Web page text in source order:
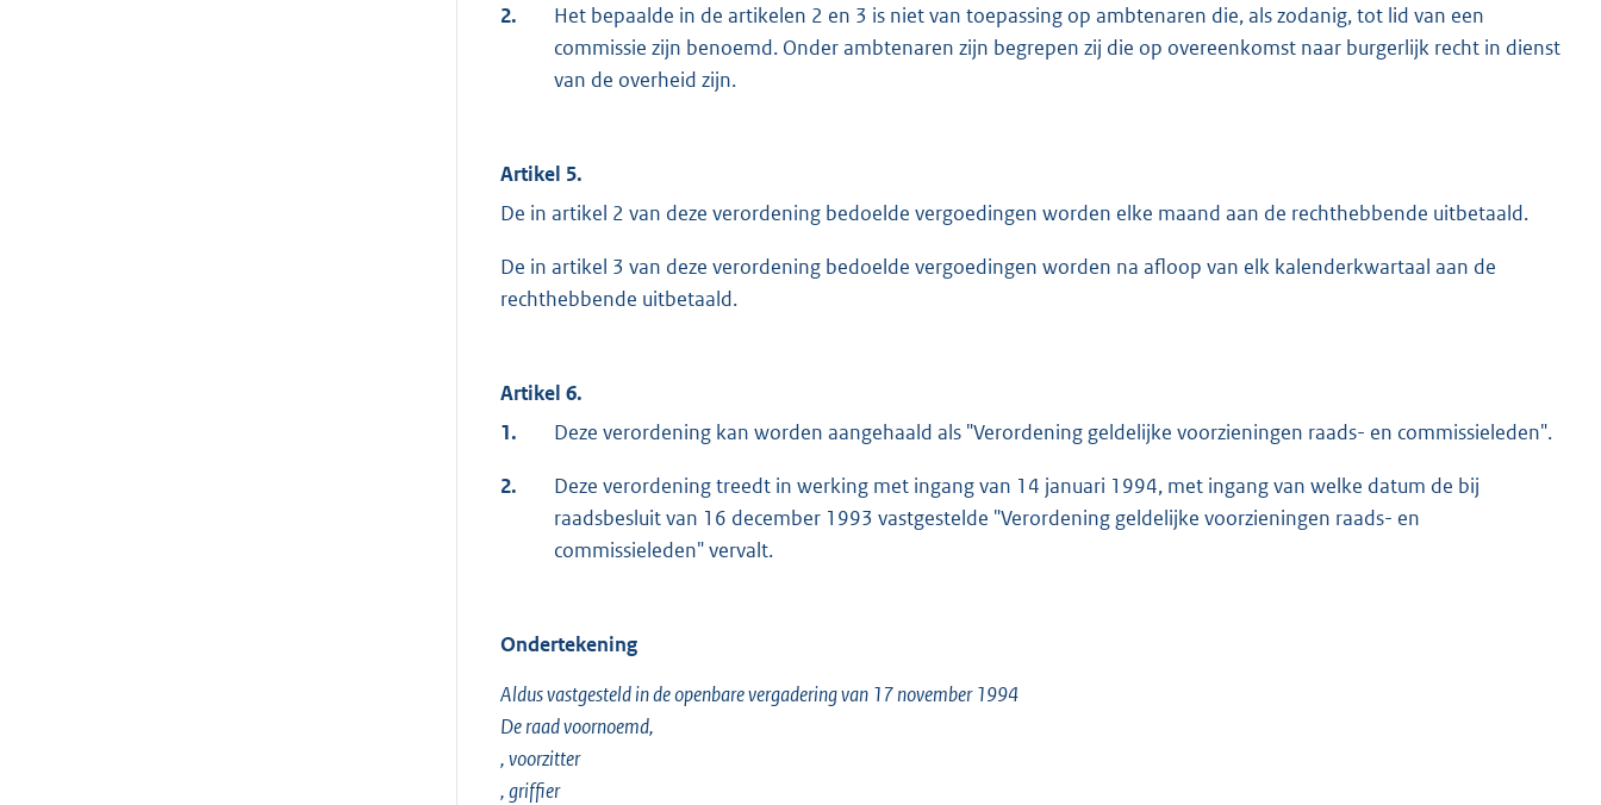
2.
Het bepaalde in de artikelen 2 en 3 is niet van toepassing op ambtenaren die, als zodanig, tot lid van een
commissie zijn benoemd. Onder ambtenaren zijn begrepen zij die op overeenkomst naar burgerlijk recht in dienst
van de overheid zijn.
Artikel 5.
De in artikel 2 van deze verordening bedoelde vergoedingen worden elke maand aan de rechthebbende uitbetaald.
De in artikel 3 van deze verordening bedoelde vergoedingen worden na afloop van elk kalenderkwartaal aan de
rechthebbende uitbetaald.
Artikel 6.
1.
Deze verordening kan worden aangehaald als "Verordening geldelijke voorzieningen raads- en commissieleden".
2.
Deze verordening treedt in werking met ingang van 14 januari 1994, met ingang van welke datum de bij
raadsbesluit van 16 december 1993 vastgestelde "Verordening geldelijke voorzieningen raads- en
commissieleden" vervalt.
Ondertekening
Aldus vastgesteld in de openbare vergadering van 17 november 1994
De raad voornoemd,
, voorzitter
, griffier